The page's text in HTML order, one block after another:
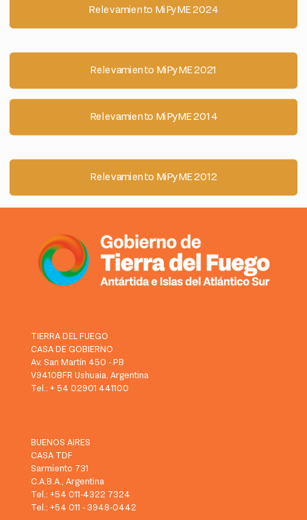
Relevamiento MiPyME 2024
Relevamiento MiPyME 2021
Relevamiento MiPyME 2014
Relevamiento MiPyME 2012
TIERRA DEL FUEGO
CASA DE GOBIERNO
Av. San Martín 450 - PB
V9410BFR Ushuaia, Argentina
Tel.: + 54 02901 441100
BUENOS AIRES
CASA TDF
Sarmiento 731
C.A.B.A., Argentina
Tel.: +54 011-4322 7324
Tel.: +54 011 - 3948-0442